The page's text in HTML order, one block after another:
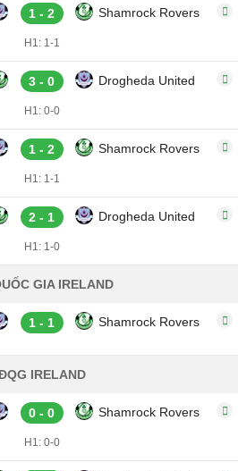
1 - 2 Shamrock Rovers
H1: 1-1
3 - 0 Drogheda United
H1: 0-0
1 - 2 Shamrock Rovers
H1: 1-1
2 - 1 Drogheda United
H1: 1-0
GIA IRELAND
1 - 1 Shamrock Rovers
IRELAND
0 - 0 Shamrock Rovers
H1: 0-0